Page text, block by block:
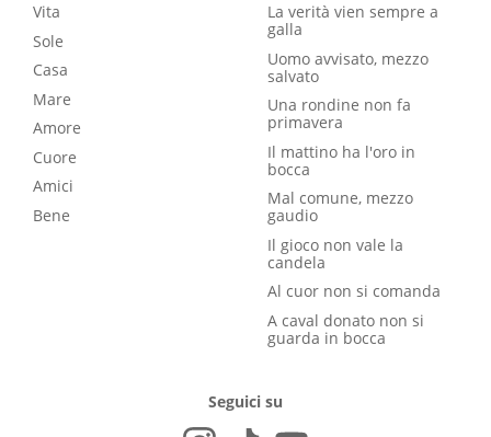
Vita
Sole
Casa
Mare
Amore
Cuore
Amici
Bene
La verità vien sempre a
galla
Uomo avvisato, mezzo
salvato
Una rondine non fa
primavera
Il mattino ha l'oro in
bocca
Mal comune, mezzo
gaudio
Il gioco non vale la
candela
Al cuor non si comanda
A caval donato non si
guarda in bocca
Seguici su